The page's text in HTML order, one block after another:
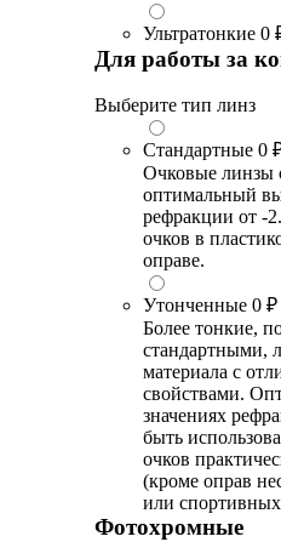
Ультратонкие 0
Для работы за
Выберите тип линз
Стандартные 0
Очковые линзы
оптимальный
рефракции от -
очков в
оправе.
Утонченные 0 ₽
Более тонкие,
стандартными,
материала с
свойствами.
значениях
быть
очков
(кроме оправ
или
Фотохромные